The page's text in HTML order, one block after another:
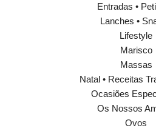
Entradas •
Lanches •
Lifestyle
Marisco
Massas
Natal • Receitas
Ocasiões
Os Nossos
Ovos